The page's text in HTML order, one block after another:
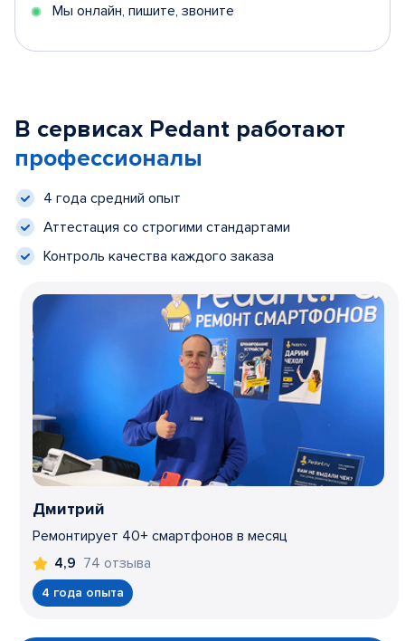
Мы онлайн, пишите, звоните
В сервисах Pedant работают
профессионалы
4 года средний опыт
Аттестация со строгими стандартами
Контроль качества каждого заказа
Дмитрий
Ремонтирует 40+ смартфонов в месяц
4,9 74 отзыва
4 года опыта